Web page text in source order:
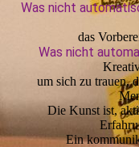
Was nicht
das
Was nicht
um sich zu trauen,
Die Kunst ist,
Ein